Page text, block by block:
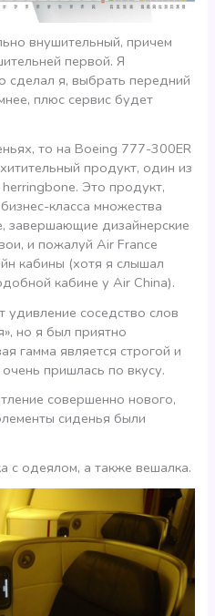
внушительный, причем
первой. Я
сделал я, выбрать передний
плюс сервис будет
то на Boeing 777-300ER
продукт, один из
Это продукт,
класса множества
завершающие дизайнерские
и пожалуй Air France
кабины (хотя я слышал
кабине у Air China).
соседство слов
но я был приятно
гамма является строгой и
пришлась по вкусу.
совершенно нового,
сиденья были
с одеялом, а также вешалка.